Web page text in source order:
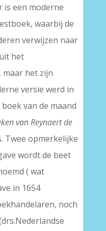
is een moderne
waarbij de
verwijzen naar
het
maar het zijn
versie werd in
van de maand
van Reynaert de
Twee opmerkelijke
wordt de beet
( wat
in 1654
noch